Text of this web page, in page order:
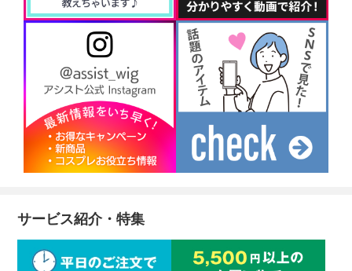
サービス紹介・特集